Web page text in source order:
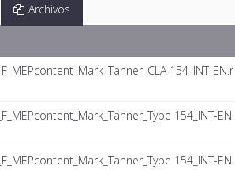
Archivos
154_INT-EN.r
154_INT-EN.
154_INT-EN.